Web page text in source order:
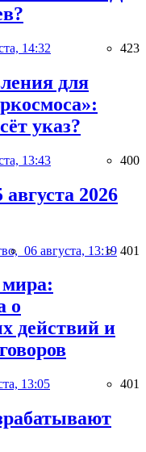
14:32 423
для
указ?
13:43 400
2026
06 августа, 13:19 401
о
действий и
13:05 401